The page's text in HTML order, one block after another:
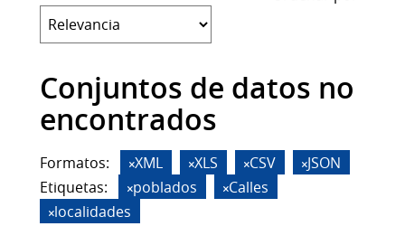
Conjuntos de datos no
encontrados
Formatos: XML XLS CSV
JSON
Etiquetas:
poblados
Calles
localidades